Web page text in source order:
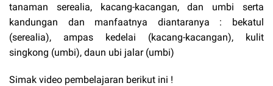
tanaman serealia, kacang-kacangan, dan umbi serta
kandungan dan manfaatnya diantaranya : bekatul
(serealia), ampas kedelai (kacang-kacangan), kulit
singkong (umbi), daun ubi jalar (umbi)
Simak video pembelajaran berikut ini !